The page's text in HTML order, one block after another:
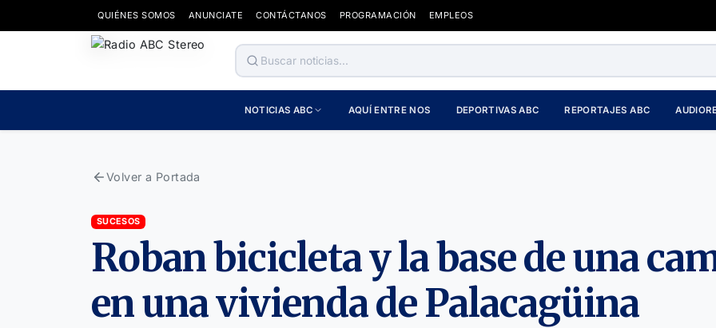
QUIÉNES SOMOS ANUNCIATE CONTÁCTANOS PROGRAMACIÓN EMPLEOS
NOTICIAS ABC AQUÍ ENTRE NOS DEPORTIVAS ABC REPORTAJES ABC
Volver a Portada
SUCESOS
Roban bicicleta y la base de una
en una vivienda de Palacagüina